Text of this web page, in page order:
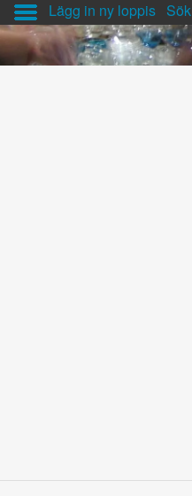
Lägg in ny loppis Sök